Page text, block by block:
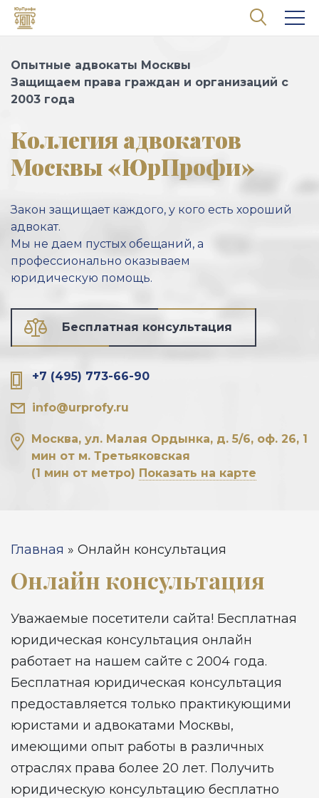
Опытные адвокаты Москвы
Защищаем права граждан и организаций с
2003 года
Коллегия адвокатов
Москвы «ЮрПрофи»
Закон защищает каждого, у кого есть хороший
адвокат.
Мы не даем пустых обещаний, а
профессионально оказываем
юридическую помощь.
Бесплатная консультация
+7 (495) 773-66-90
info@urprofy.ru
Москва, ул. Малая Ордынка, д. 5/6, оф. 26, 1
мин от м. Третьяковская
(1 мин от метро) Показать на карте
Вы здесь
Главная » Онлайн консультация
Онлайн консультация
Уважаемые посетители сайта! Бесплатная
юридическая консультация онлайн
работает на нашем сайте с 2004 года.
Бесплатная юридическая консультация
предоставляется только практикующими
юристами и адвокатами Москвы,
имеющими опыт работы в различных
отраслях права более 20 лет. Получить
юридическую консультацию бесплатно